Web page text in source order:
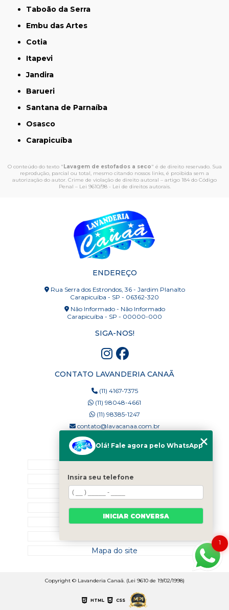
Taboão da Serra
Embu das Artes
Cotia
Itapevi
Jandira
Barueri
Santana de Parnaíba
Osasco
Carapicuíba
O conteúdo do texto " Lavagem de estofados a seco" é de direito reservado. Sua
reprodução, parcial ou total, mesmo citando nossos links, é proibida sem a
autorização do autor. Crime de violação de direito autoral – artigo 184 do Código
Penal – Lei 9610/98 - Lei de direitos autorais.
ENDEREÇO
Rua Serra dos Estrondos, 36 - Jardim Planalto
Carapicuíba - SP - 06362-320
Não Informado - Não Informado
Carapicuíba - SP - 00000-000
SIGA-NOS!
CONTATO LAVANDERIA CANAÃ
(11) 4167-7375
(11) 98048-4661
(11) 98385-1247
contato@lavacanaa.com.br
MENU
Quem Somos
Blog
Serviços
Contato
Mapa do site
Copyright © Lavanderia Canaã. (Lei 9610 de 19/02/1998)
HTML CSS
1
Olá! Fale agora pelo WhatsApp
Insira seu telefone
INICIAR CONVERSA